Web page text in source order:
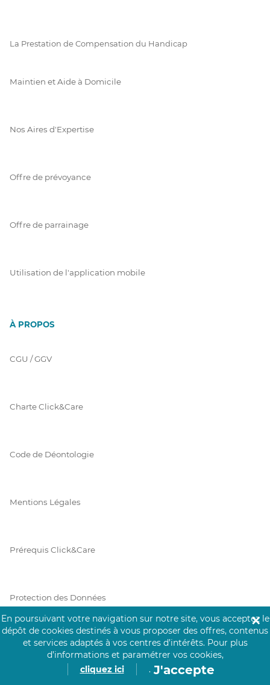
La Prestation de Compensation du Handicap
Maintien et Aide à Domicile
Nos Aires d'Expertise
Offre de prévoyance
Offre de parrainage
Utilisation de l'application mobile
À PROPOS
CGU / GGV
Charte Click&Care
Code de Déontologie
Mentions Légales
Prérequis Click&Care
Protection des Données
Vie Privée
En poursuivant votre navigation sur notre site, vous acceptez le
dépôt de cookies destinés à vous proposer des offres, contenus
et services adaptés à vos centres d’intérêts. Pour plus
d’informations et paramétrer vos cookies,
cliquez ici
. J'accepte
✕